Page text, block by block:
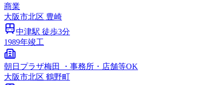
商業
大阪市北区 豊崎
中津駅 徒歩3分
1989年竣工
朝日プラザ梅田 ・事務所・店舗等OK
大阪市北区 鶴野町